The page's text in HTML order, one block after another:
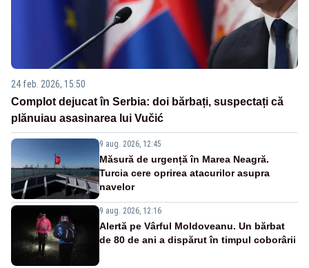
24 feb. 2026, 15:50
Complot dejucat în Serbia: doi bărbați, suspectați că
plănuiau asasinarea lui Vučić
9 aug. 2026, 12:45
Măsură de urgență în Marea Neagră.
Turcia cere oprirea atacurilor asupra
navelor
9 aug. 2026, 12:16
Alertă pe Vârful Moldoveanu. Un bărbat
de 80 de ani a dispărut în timpul coborârii